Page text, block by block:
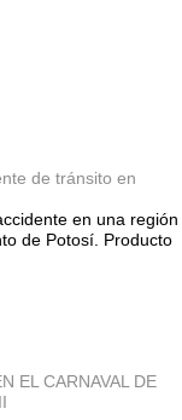
de tránsito en
en una región
de Potosí. Producto
EL CARNAVAL DE